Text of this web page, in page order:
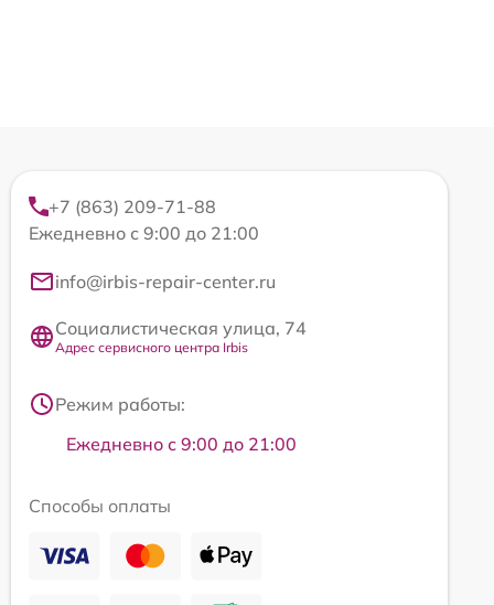
+7 (863) 209-71-88
Ежедневно с 9:00 до 21:00
info@irbis-repair-center.ru
Социалистическая улица, 74
Адрес сервисного центра Irbis
Режим работы:
Ежедневно с 9:00 до 21:00
Способы оплаты